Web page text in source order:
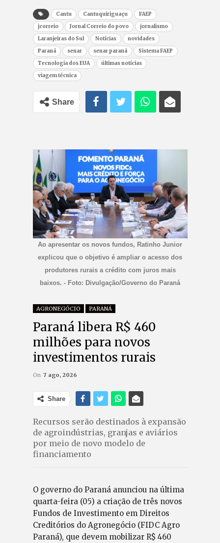
Cantu Cantuquiriguaçu
FAEP
jcorreio
Jornal Correio do povo
jornalismo
Laranjeiras do Sul
Notícias
novidades
Paraná
senar senar paraná
Sistema FAEP
Tecnologia dos EUA
últimas notícias
viagem técnica
Share
Ao apresentar os novos fundos, Ratinho Junior
explicou que o objetivo é ampliar o acesso dos
produtores rurais a crédito com juros mais
baixos. - Foto: Divulgação/Governo do Paraná
AGRONEGÓCIO PARANÁ
Paraná libera R$ 460
milhões para novos
investimentos rurais
On 7 ago, 2026
Share
Recursos serão destinados à expansão
de agroindústrias, granjas e aviários
por meio de novo modelo de
financiamento
O governo do Paraná anunciou na última
quarta-feira (05) a criação de três novos
Fundos de Investimento em Direitos
Creditórios do Agronegócio (FIDC Agro
Paraná), que devem mobilizar R$ 460